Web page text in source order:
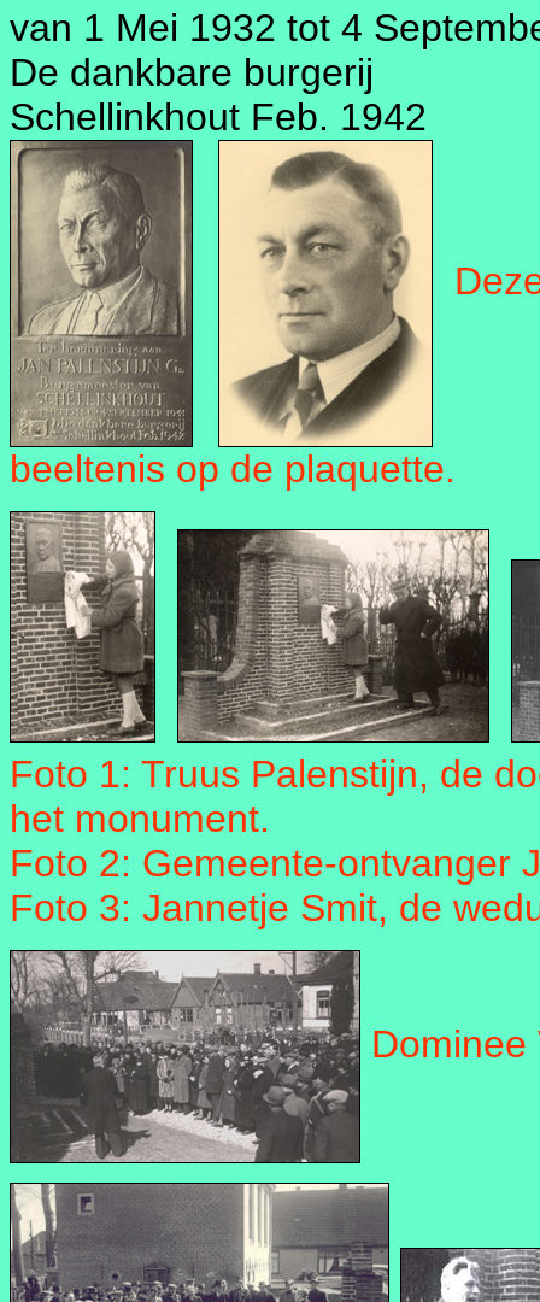
van 1 Mei 1932 tot 4
De dankbare burgerij
Schellinkhout Feb. 1942
beeltenis op de plaquette.
Foto 1: Truus Palenstijn, de
het monument.
Foto 2: Gemeente-ontvanger
Foto 3: Jannetje Smit, de
Dominee